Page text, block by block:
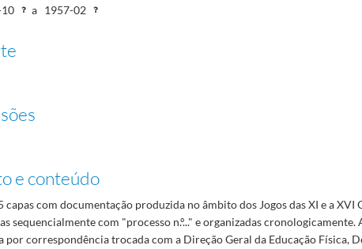
a 1957-02
e conteúdo
capas com documentação produzida no âmbito dos Jogos das XI e a XVI
sequencialmente com "processo n.º..." e organizadas cronologicamente.
por correspondência trocada com a Direção Geral da Educação Física,